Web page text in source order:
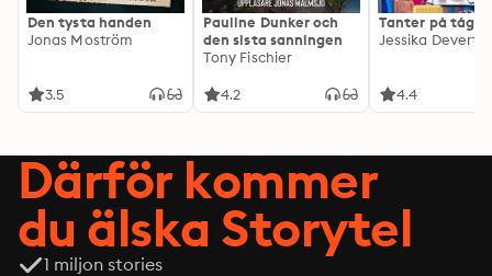
Den tysta handen
Jonas Moström
3.5
Pauline Dunker och
den sista sanningen
Tony Fischier
4.2
Tanter på tåg
Jessika Devert
4.4
Därför kommer
du älska Storytel
1 miljon stories